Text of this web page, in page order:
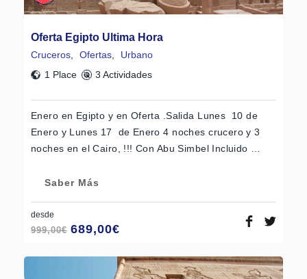
Oferta Egipto Ultima Hora
Cruceros Ofertas
Urbano
1 Place
3 Actividades
Enero en Egipto y en Oferta .Salida Lunes 10 de
Enero y Lunes 17 de Enero 4 noches crucero y 3
noches en el Cairo, !!! Con Abu Simbel Incluido …
Saber Más
desde
999,00€ 689,00€